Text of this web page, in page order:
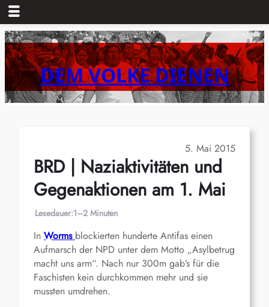
Zum
Inhalt
springenDEM VOLKE DIENEN
5. Mai 2015
BRD | Naziaktivitäten und
Gegenaktionen am 1. Mai
Lesedauer:1–2 Minuten
In Worms blockierten hunderte Antifas einen
Aufmarsch der NPD unter dem Motto „Asylbetrug
macht uns arm“. Nach nur 300m gab’s für die
Faschisten kein durchkommen mehr und sie
mussten umdrehen.